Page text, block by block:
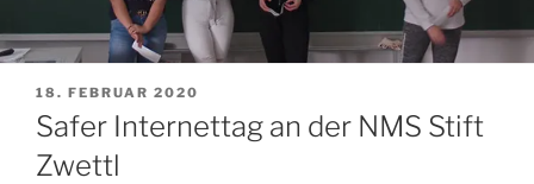
VERÖFFENTLICHT
AM
18. FEBRUAR 2020
Safer Internettag an der NMS Stift
Zwettl